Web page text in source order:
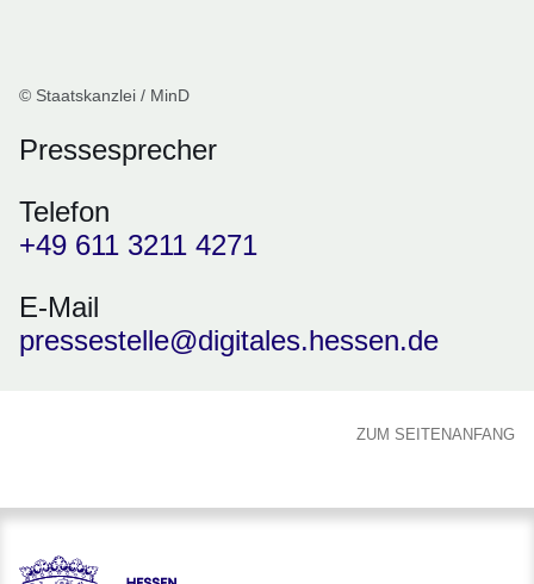
© Staatskanzlei / MinD
Pressesprecher
Telefon
+49 611 3211 4271
E-Mail
pressestelle@digitales.hessen.de
ZUM SEITENANFANG